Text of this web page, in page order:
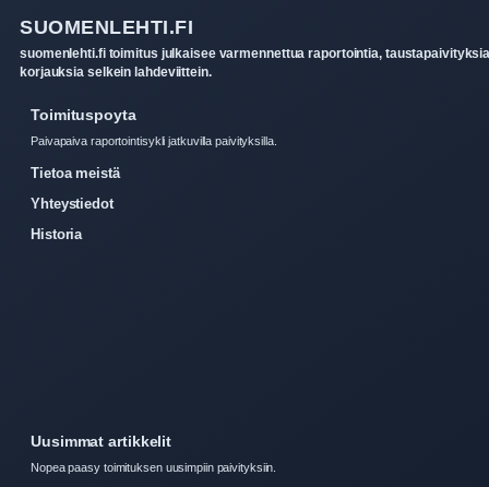
SUOMENLEHTI.FI
suomenlehti.fi toimitus julkaisee varmennettua raportointia,
korjauksia selkein lahdeviittein.
Toimituspoyta
Paivapaiva raportointisykli jatkuvilla paivityksilla.
Tietoa meistä
Yhteystiedot
Historia
Uusimmat artikkelit
Nopea paasy toimituksen uusimpiin paivityksiin.